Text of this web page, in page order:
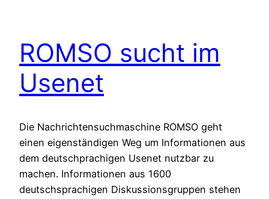
ROMSO sucht im
Usenet
Die Nachrichtensuchmaschine ROMSO geht
einen eigenständigen Weg um Informationen aus
dem deutschprachigen Usenet nutzbar zu
machen. Informationen aus 1600
deutschsprachigen Diskussionsgruppen stehen